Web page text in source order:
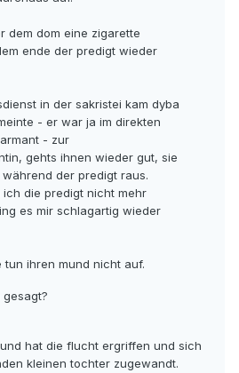
dem dom eine zigarette
ende der predigt wieder
in der sakristei kam dyba
- er war ja im direkten
- zur
gehts ihnen wieder gut, sie
der predigt raus.
ich die predigt nicht mehr
es mir schlagartig wieder
ihren mund nicht auf.
hat die flucht ergriffen und sich
kleinen tochter zugewandt.